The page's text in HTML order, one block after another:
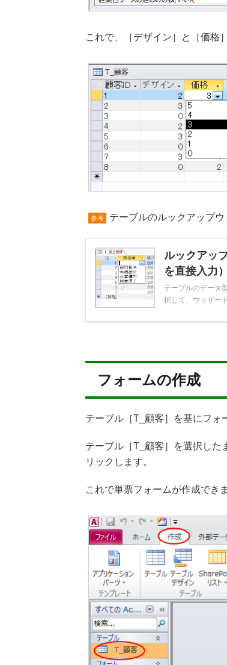
これで、［デザイン］と［価格
参考 テーブルのルックアップ
ルックアッ
を直接入力）
テーブルのデータ
択して、ウィザー
フォームの作成
テーブル［T_顧客］を基にフォ
テーブル［T_顧客］を選択した
リックします。
これで単票フォームが作成できま